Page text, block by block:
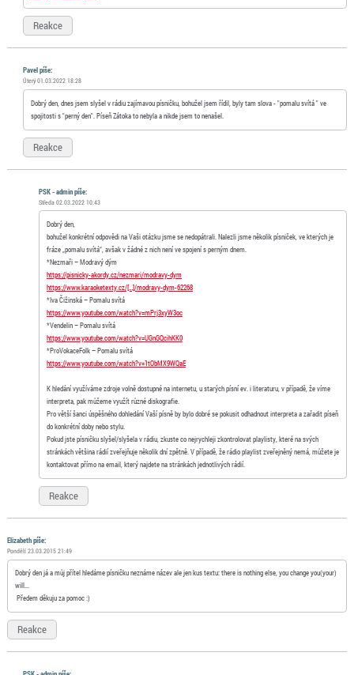
Reakce
Pavel píše:
Úterý 01.03.2022 18:28
Dobrý den, dnes jsem slyšel v rádiu zajímavou písničku, bohužel jsem řídil, byly tam slova - "pomalu svítá " ve
spojitosti s "perný den". Píseň Zátoka to nebyla a nikde jsem to nenašel.
Reakce
PSK - admin píše:
Středa 02.03.2022 10:43
Dobrý den,
bohužel konkrétní odpovědi na Vaši otázku jsme se nedopátrali. Nalezli jsme několik písniček, ve kterých je
fráze „pomalu svítá“, avšak v žádné z nich není ve spojení s perným dnem.
*Nezmaři – Modravý dým
https://pisnicky-akordy.cz/nezmari/modravy-dym
https://www.karaoketexty.cz/[…]/modravy-dym-62268
*Iva Čižinská – Pomalu svítá
https://www.youtube.com/watch?v=mPrj3xyW3oc
*Vendelin – Pomalu svítá
https://www.youtube.com/watch?v=UGnGQcihKK0
*ProVokaceFolk – Pomalu svítá
https://www.youtube.com/watch?v=1tObMX9WQaE
K hledání využíváme zdroje volně dostupné na internetu, u starých písní ev. i literaturu, v případě, že víme
interpreta, pak můžeme využít různé diskografie.
Pro větší šanci úspěšného dohledání Vaší písně by bylo dobré se pokusit odhadnout interpreta a zařadit píseň
do konkrétní doby nebo stylu.
Pokud jste písničku slyšel/slyšela v rádiu, zkuste co nejrychleji zkontrolovat playlisty, které na svých
stránkách většina rádií zveřejňuje několik dní zpětně. V případě, že rádio playlist zveřejněný nemá, můžete je
kontaktovat přímo na email, který najdete na stránkách jednotlivých rádií.
Reakce
Elizabeth píše:
Pondělí 23.03.2015 21:49
Dobrý den já a můj přítel hledáme písničku neznáme název ale jen kus textu: there is nothing else, you change you(your)
will...
Předem děkuju za pomoc :)
Reakce